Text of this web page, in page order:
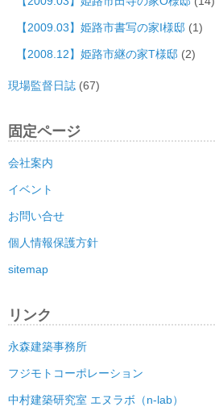
【2009.03】姫路市書写の家I様邸 (1)
【2008.12】姫路市継の家T様邸 (2)
現場監督日誌 (67)
固定ページ
会社案内
イベント
お問い合せ
個人情報保護方針
sitemap
リンク
永森建築事務所
フジモトコーポレーション
中村建築研究室 エヌラボ（n-lab）